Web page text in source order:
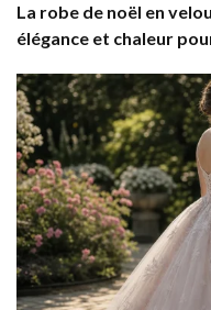
La robe de noël en
élégance et chaleur